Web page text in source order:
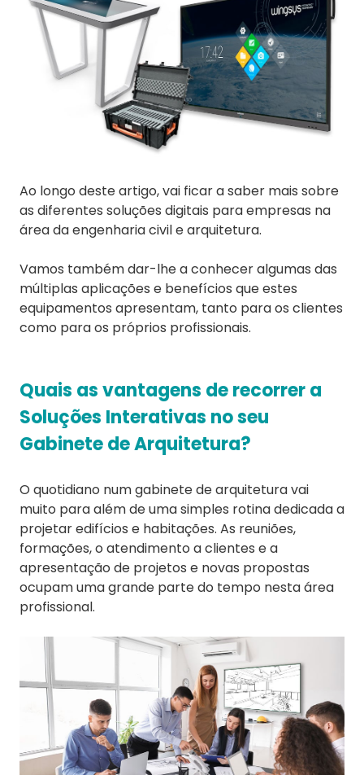
Ao longo deste artigo, vai ficar a saber mais sobre
as diferentes soluções digitais para empresas na
área da engenharia civil e arquitetura.
Vamos também dar-lhe a conhecer algumas das
múltiplas aplicações e benefícios que estes
equipamentos apresentam, tanto para os clientes
como para os próprios profissionais.
Quais as vantagens de recorrer a
Soluções Interativas no seu
Gabinete de Arquitetura?
O quotidiano num gabinete de arquitetura vai
muito para além de uma simples rotina dedicada a
projetar edifícios e habitações. As reuniões,
formações, o atendimento a clientes e a
apresentação de projetos e novas propostas
ocupam uma grande parte do tempo nesta área
profissional.